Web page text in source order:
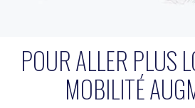
POUR ALLER PLUS
MOBILITÉ